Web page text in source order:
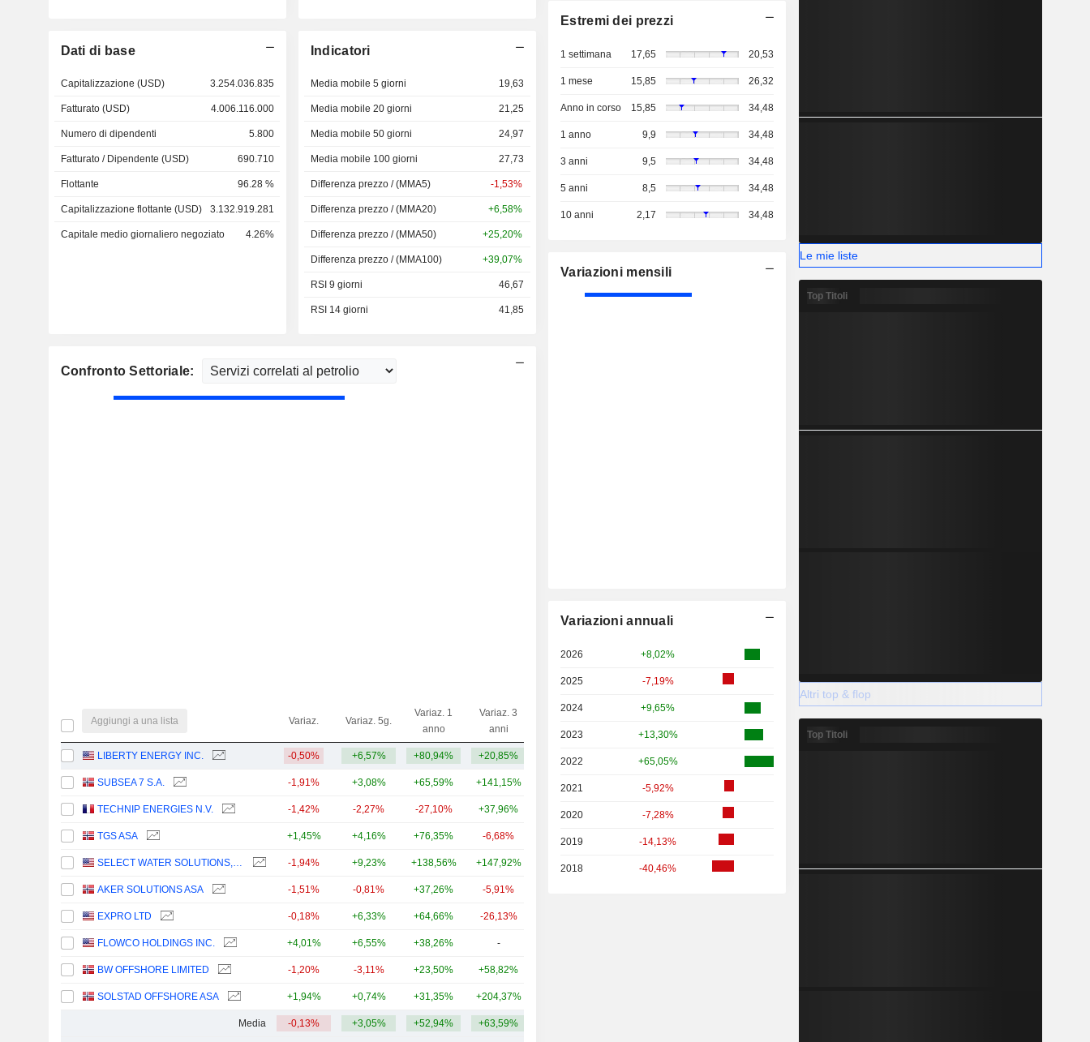
Dati di base
Capitalizzazione (USD) 3.254.036.835
Fatturato (USD) 4.006.116.000
Numero di dipendenti 5.800
Fatturato / Dipendente (USD) 690.710
Flottante 96.28 %
Capitalizzazione flottante (USD) 3.132.919.281
Capitale medio giornaliero negoziato 4.26%
Indicatori
Media mobile 5 giorni 19,63
Media mobile 20 giorni 21,25
Media mobile 50 giorni 24,97
Media mobile 100 giorni 27,73
Differenza prezzo / (MMA5) -1,53%
Differenza prezzo / (MMA20) +6,58%
Differenza prezzo / (MMA50) +25,20%
Differenza prezzo / (MMA100) +39,07%
RSI 9 giorni 46,67
RSI 14 giorni 41,85
Confronto Settoriale:
Aggiungi a una lista Variaz. Variaz. 5g.
Variaz. 1
anno
Variaz. 3
anni
LIBERTY ENERGY INC. -0,50% +6,57% +80,94% +20,85% 3,25 Mrd
SUBSEA 7 S.A. -1,91% +3,08% +65,59% +141,15% 10,23 Mrd
TECHNIP ENERGIES N.V. -1,42% -2,27% -27,10% +37,96% 5,82 Mrd
TGS ASA +1,45% +4,16% +76,35% -6,68% 2,75 Mrd
SELECT WATER SOLUTIONS, INC. -1,94% +9,23% +138,56% +147,92% 2,61 Mrd
AKER SOLUTIONS ASA -1,51% -0,81% +37,26% -5,91%
EXPRO LTD -0,18% +6,33% +64,66% -26,13%
FLOWCO HOLDINGS INC. +4,01% +6,55% +38,26% -
BW OFFSHORE LIMITED -1,20% -3,11% +23,50% +58,82%
SOLSTAD OFFSHORE ASA +1,94% +0,74% +31,35% +204,37%
Media -0,13% +3,05% +52,94% +63,59%
Estremi dei prezzi
1 settimana 17,65 20,53
1 mese 15,85 26,32
Anno in corso 15,85 34,48
1 anno 9,9 34,48
3 anni 9,5 34,48
5 anni 8,5 34,48
10 anni 2,17 34,48
Variazioni mensili
Variazioni annuali
2026 +8,02%
2025 -7,19%
2024 +9,65%
2023 +13,30%
2022 +65,05%
2021 -5,92%
2020 -7,28%
2019 -14,13%
2018 -40,46%
Le mie liste
Top Titoli
Altri top & flop
Top Titoli